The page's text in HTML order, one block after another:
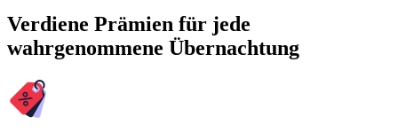
Verdiene Prämien für jede
wahrgenommene Übernachtung